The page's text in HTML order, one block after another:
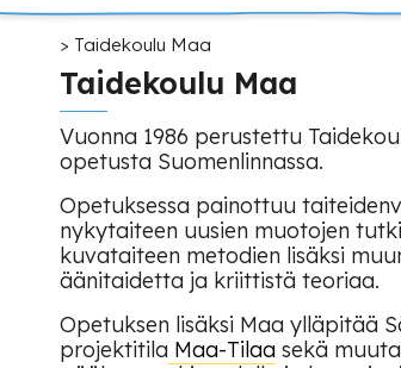
Murupolku
Taidekoulu Maa
Taidekoulu Maa
Vuonna 1986 perustettu
opetusta Suomenlinnassa.
Opetuksessa painottuu
nykytaiteen uusien muotojen
kuvataiteen metodien lisäksi
äänitaidetta ja kriittistä teoriaa.
Opetuksen lisäksi Maa ylläpitää
projektitila Maa-Tilaa sekä